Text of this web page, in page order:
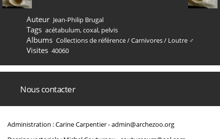
Auteur Jean-Philip Brugal
Tags acétabulum,coxal, pelvis
Albums Collections de référence/Carnivores/ Loutre ♂
Visites 40060
Nous contacter
Administration : Carine Carpentier -admin@archezoo.org